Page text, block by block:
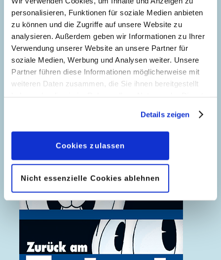
personalisieren, Funktionen für soziale Medien anbieten
zu können und die Zugriffe auf unsere Website zu
analysieren. Außerdem geben wir Informationen zu Ihrer
Verwendung unserer Website an unsere Partner für
soziale Medien, Werbung und Analysen weiter. Unsere
Partner führen diese Informationen möglicherweise mit
weiteren Daten zusammen, die Sie ihnen bereitgestellt
geben, können Sie diese jederzeit in der
Datenschutzerklärungwieder widerrufen.
Details zeigen
Cookies zulassen
Nicht essenzielle Cookies ablehnen
Zank & Zoff